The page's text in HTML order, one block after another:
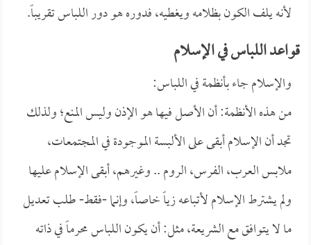
لأنه يلف الكون بظلامه ويغطيه، فدوره هو دور اللباس تقريباً.
قواعد اللباس في الإسلام
والإسلام جاء بأنظمة في اللباس:
من هذه الأنظمة: أن الأصل فيها هو الإذن وليس المنع؛ ولذلك
تجد أن الإسلام أبقى على الألبسة الموجودة في المجتمعات،
ملابس العرب، الفرس، الروم .. وغيرهم، أبقى الإسلام عليها
ولم يشترط الإسلام لأتباعه زياً خاصاً، وإنما -فقط- طلب تعديل
ما لا يتوافق مع الشريعة، مثل: أن يكون اللباس محرماً في ذاته